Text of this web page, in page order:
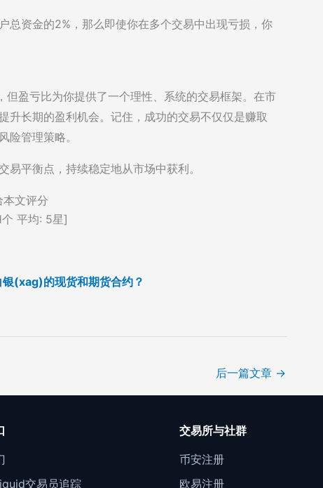
总资金的2%，那么即使你在多个交易中出现亏损，你
但盈亏比为你提供了一个理性、系统的交易框架。在市
升长期的盈利机会。记住，成功的交易不仅仅是赚取
险管理策略。
平衡点，持续稳定地从市场中获利。
本文评分
个 平均: 5星]
(xag)的现货和期货合约？
后一篇文章 →
交易员追踪
交易所与社群
币安注册
欧易注册